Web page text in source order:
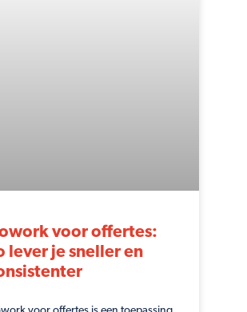
voor offertes:
lever je sneller en